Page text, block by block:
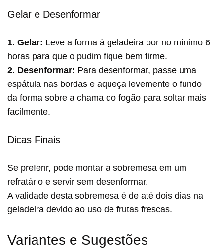
Gelar e Desenformar
1. Gelar: Leve a forma à geladeira por no mínimo 6
horas para que o pudim fique bem firme.
2. Desenformar: Para desenformar, passe uma
espátula nas bordas e aqueça levemente o fundo
da forma sobre a chama do fogão para soltar mais
facilmente.
Dicas Finais
Se preferir, pode montar a sobremesa em um
refratário e servir sem desenformar.
A validade desta sobremesa é de até dois dias na
geladeira devido ao uso de frutas frescas.
Variantes e Sugestões